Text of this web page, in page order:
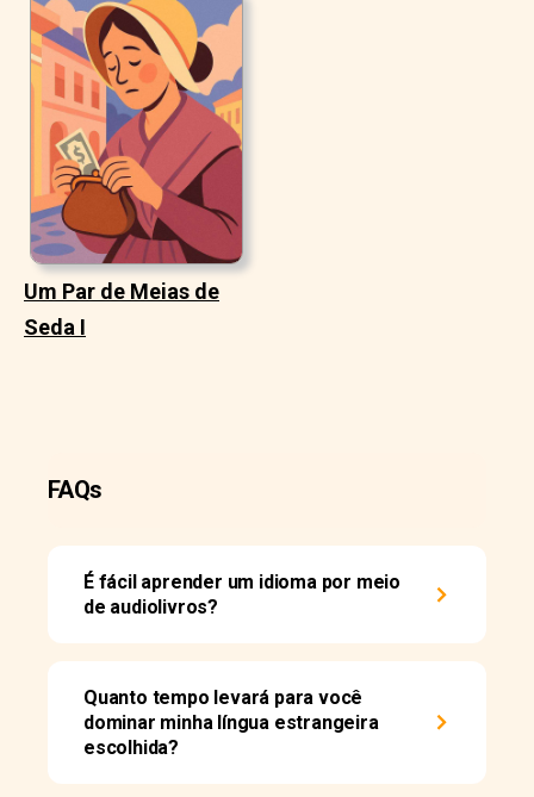
Um Par de Meias de
Seda I
FAQs
É fácil aprender um idioma por meio
de audiolivros?
Quanto tempo levará para você
dominar minha língua estrangeira
escolhida?